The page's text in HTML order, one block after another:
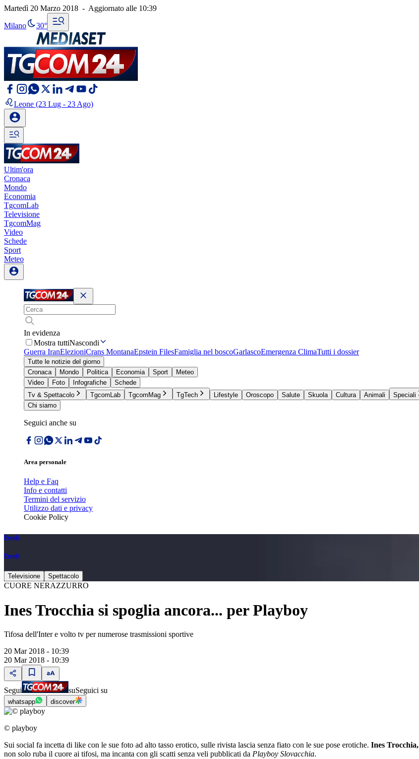
Martedì 20 Marzo 2018 - Aggiornato alle 10:39
Milano 30°
Leone (23 Lug - 23 Ago)
Ultim'ora
Cronaca
Mondo
Economia
TgcomLab
Televisione
TgcomMag
Video
Schede
Sport
Meteo
In evidenza
Mostra tuttiNascondi
Guerra IranElezioniCrans MontanaEpstein FilesFamiglia nel boscoGarlascoEmergenza ClimaTutti i dossier
Tutte le notizie del giorno
Cronaca
Mondo Politica Economia Sport
Meteo
Video
Foto Infografiche
Schede
Tv & Spettacolo
TgcomLab TgcomMag TgTech Lifestyle Oroscopo Salute Skuola Cultura Animali
Speciali
Chi siamo
Seguici anche su
Area personale
Help e Faq
Info e contatti
Termini del servizio
Utilizzo dati e privacy
Cookie Policy
People
People
Televisione Spettacolo
CUORE NERAZZURRO
Ines Trocchia si spoglia ancora... per Playboy
Tifosa dell'Inter e volto tv per numerose trasmissioni sportive
20 Mar 2018 - 10:39
20 Mar 2018 - 10:39
Segui suSeguici su
whatsapp discover
© playboy
Sui social fa incetta di like con le sue foto ad alto tasso erotico, sulle rivista lascia senza fiato con le sue pose erotiche. Ines Trocchia,
non solo ruba il cuore ai tifosi, ma incanta con gli scatti senza veli pubblicati da Playboy Slovacchia.